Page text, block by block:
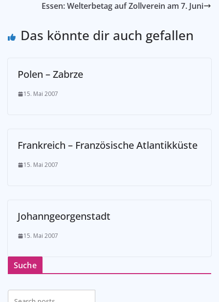
Essen: Welterbetag auf Zollverein am 7. Juni
Das könnte dir auch gefallen
Polen – Zabrze
15. Mai 2007
Frankreich – Französische Atlantikküste
15. Mai 2007
Johanngeorgenstadt
15. Mai 2007
Suche